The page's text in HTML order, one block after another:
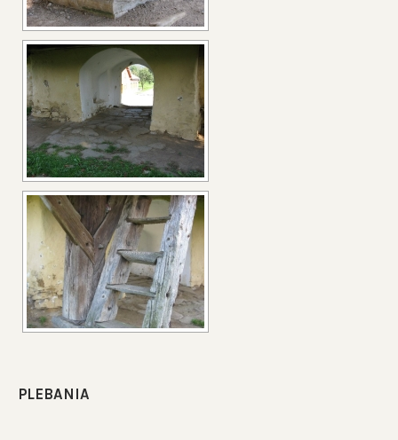
PLEBANIA